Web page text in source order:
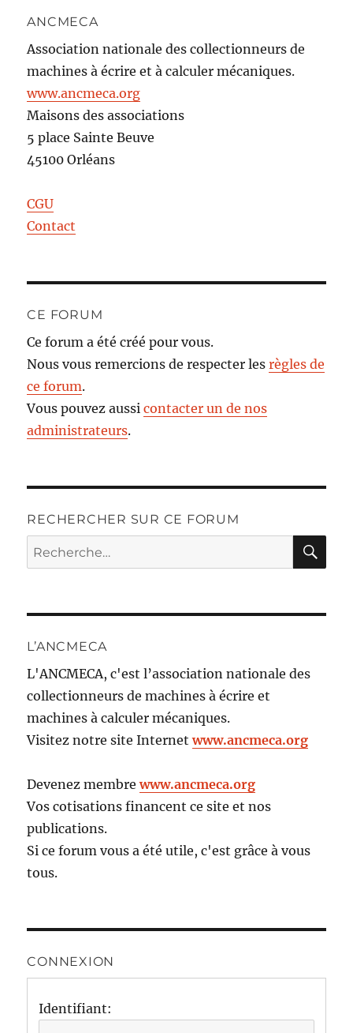
ANCMECA
Association nationale des collectionneurs de
machines à écrire et à calculer mécaniques.
www.ancmeca.org
Maisons des associations
5 place Sainte Beuve
45100 Orléans
CGU
Contact
CE FORUM
Ce forum a été créé pour vous.
Nous vous remercions de respecter lesrègles de
ce forum.
Vous pouvez aussicontacter un de nos
administrateurs.
RECHERCHER SUR CE FORUM
Recherche
pour :
L’ANCMECA
L'ANCMECA, c'est l’association nationale des
collectionneurs de machines à écrire et
machines à calculer mécaniques.
Visitez notre site Internetwww.ancmeca.org
Devenez membrewww.ancmeca.org
Vos cotisations financent ce site et nos
publications.
Si ce forum vous a été utile, c'est grâce à vous
tous.
CONNEXION
Identifiant: